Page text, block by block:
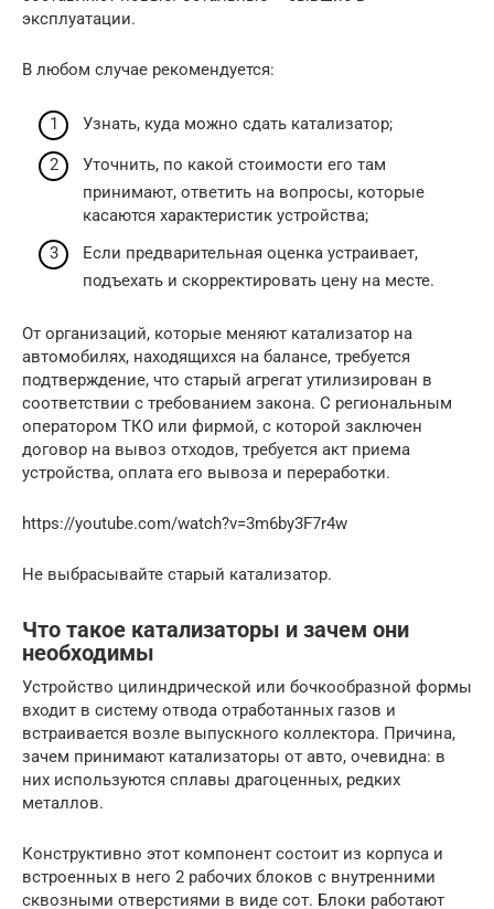
эксплуатации.
В любом случае рекомендуется:
Узнать, куда можно сдать катализатор;
Уточнить, по какой стоимости его там
принимают, ответить на вопросы, которые
касаются характеристик устройства;
Если предварительная оценка устраивает,
подъехать и скорректировать цену на месте.
От организаций, которые меняют катализатор на
автомобилях, находящихся на балансе, требуется
подтверждение, что старый агрегат утилизирован в
соответствии с требованием закона. С региональным
оператором ТКО или фирмой, с которой заключен
договор на вывоз отходов, требуется акт приема
устройства, оплата его вывоза и переработки.
https://youtube.com/watch?v=3m6by3F7r4w
Не выбрасывайте старый катализатор.
Что такое катализаторы и зачем они
необходимы
Устройство цилиндрической или бочкообразной формы
входит в систему отвода отработанных газов и
встраивается возле выпускного коллектора. Причина,
зачем принимают катализаторы от авто, очевидна: в
них используются сплавы драгоценных, редких
металлов.
Конструктивно этот компонент состоит из корпуса и
встроенных в него 2 рабочих блоков с внутренними
сквозными отверстиями в виде сот. Блоки работают